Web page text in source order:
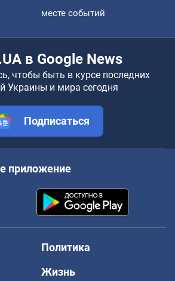
месте событий
в Google News
чтобы быть в курсе последних
Украины и мира сегодня
Подписаться
приложение
Политика
Жизнь